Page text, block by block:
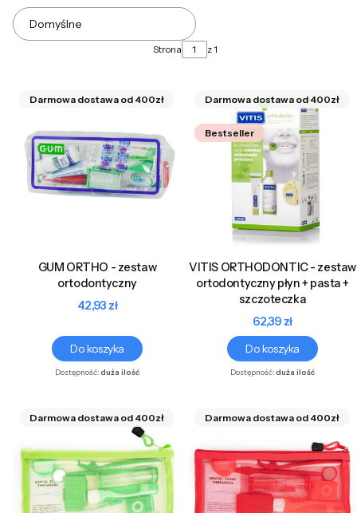
Domyślne
Strona z 1
GUM ORTHO - zestaw
ortodontyczny
Cena
42,93 zł
Do koszyka
Dostępność:duża ilość
Bestseller
VITIS ORTHODONTIC - zestaw
ortodontyczny płyn + pasta +
szczoteczka
Cena
62,39 zł
Do koszyka
Dostępność:duża ilość